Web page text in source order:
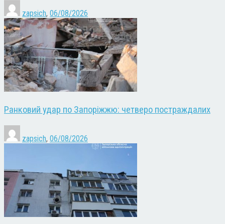
zapsich, 06/08/2026
Ранковий удар по Запоріжжю: четверо постраждалих
zapsich, 06/08/2026